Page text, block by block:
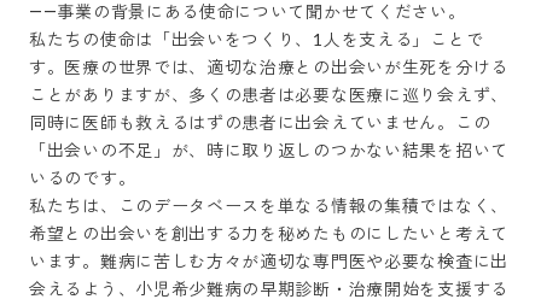
――事業の背景にある使命について聞かせてください。
私たちの使命は「出会いをつくり、1人を支える」ことで
す。医療の世界では、適切な治療との出会いが生死を分ける
ことがありますが、多くの患者は必要な医療に巡り会えず、
同時に医師も救えるはずの患者に出会えていません。この
「出会いの不足」が、時に取り返しのつかない結果を招いて
いるのです。
私たちは、このデータベースを単なる情報の集積ではなく、
希望との出会いを創出する力を秘めたものにしたいと考えて
います。難病に苦しむ方々が適切な専門医や必要な検査に出
会えるよう、小児希少難病の早期診断・治療開始を支援する